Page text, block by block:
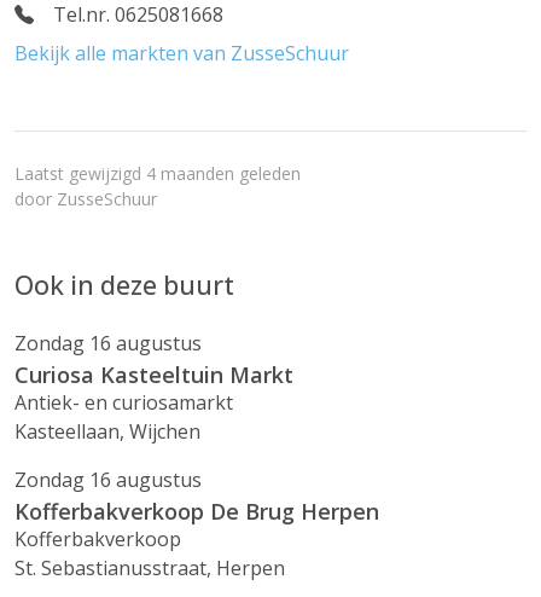
Tel.nr. 0625081668
Bekijk alle markten van ZusseSchuur
Laatst gewijzigd 4 maanden geleden
door ZusseSchuur
Ook in deze buurt
Zondag 16 augustus
Curiosa Kasteeltuin Markt
Antiek- en curiosamarkt
Kasteellaan, Wijchen
Zondag 16 augustus
Kofferbakverkoop De Brug Herpen
Kofferbakverkoop
St. Sebastianusstraat, Herpen